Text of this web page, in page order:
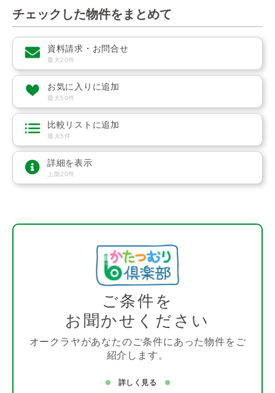
チェックした物件をまとめて
資料請求・お問合せ
最大20件
お気に入りに追加
最大50件
比較リストに追加
最大5件
詳細を表示
上限20件
ご条件を
お聞かせください
オークラヤがあなたのご条件にあった物件をご
紹介します。
詳しく見る